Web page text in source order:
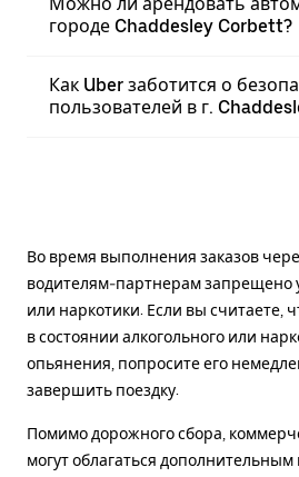
городе Chaddesley Corbett?
Как Uber заботится о
пользователей в г.
Во время выполнения заказов
водителям-партнерам запрещено
или наркотики. Если вы считаете,
в состоянии алкогольного или
опьянения, попросите его
завершить поездку.
Помимо дорожного сбора,
могут облагаться